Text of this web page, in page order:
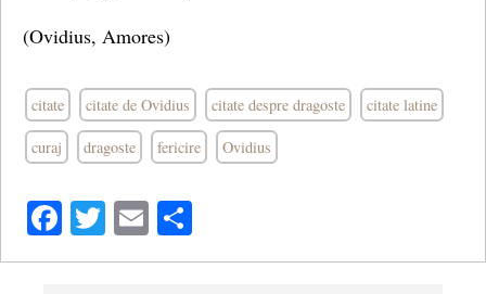
(Ovidius, Amores)
citate citate de Ovidius citate despre dragoste citate latine
curaj dragoste fericire Ovidius
Facebook
Twitter
Email